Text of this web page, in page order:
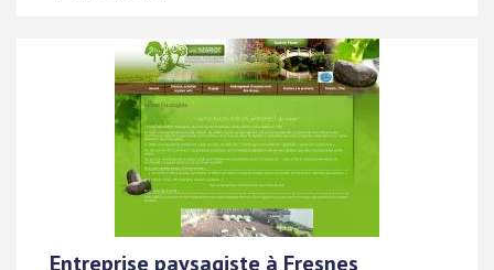
Entreprise paysagiste à Fresnes